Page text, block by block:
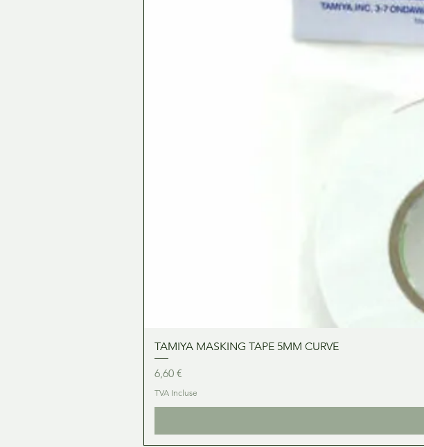
TAMIYA MASKING TAPE 5MM CURVE
Prix
6,60 €
TVA Incluse